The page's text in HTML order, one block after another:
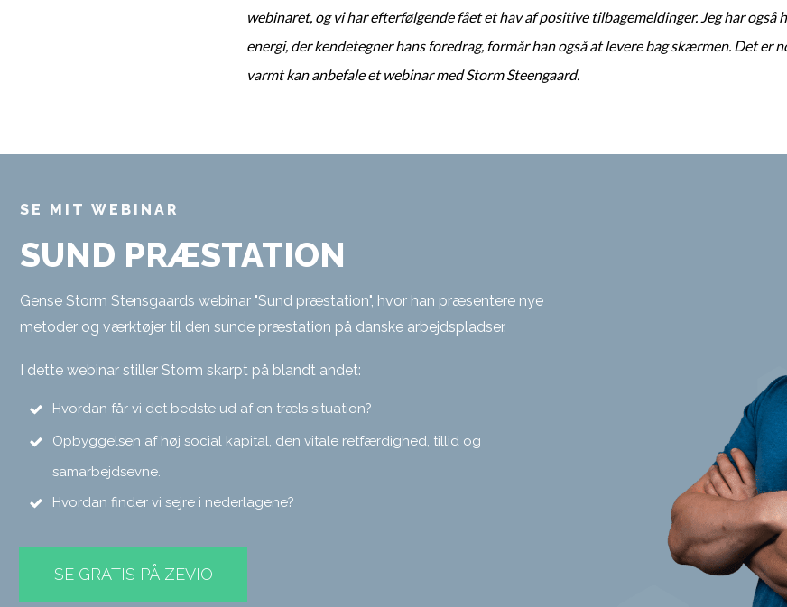
webinaret, og vi har efterfølgende fået et hav af positive tilbagemeldinger. Jeg har også
energi, der kendetegner hans foredrag, formår han også at levere bag skærmen. Det er
varmt kan anbefale et webinar med Storm Steengaard.
SE MIT WEBINAR
SUND PRÆSTATION
Gense Storm Stensgaards webinar "Sund præstation", hvor han præsentere nye
metoder og værktøjer til den sunde præstation på danske arbejdspladser.
I dette webinar stiller Storm skarpt på blandt andet:
Hvordan får vi det bedste ud af en træls situation?
Opbyggelsen af høj social kapital, den vitale retfærdighed, tillid og
samarbejdsevne.
Hvordan finder vi sejre i nederlagene?
SE GRATIS PÅ ZEVIO